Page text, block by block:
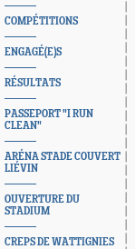
COMPÉTITIONS
ENGAGÉ(E)S
RÉSULTATS
PASSEPORT "I RUN
CLEAN"
ARÉNA STADE COUVERT
LIÉVIN
OUVERTURE DU
STADIUM
CREPS DE WATTIGNIES